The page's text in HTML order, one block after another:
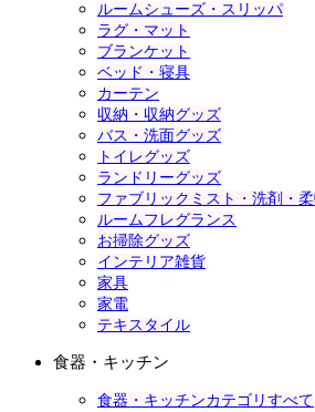
ルームシューズ・スリッパ
ラグ・マット
ブランケット
ベッド・寝具
カーテン
収納・収納グッズ
バス・洗面グッズ
トイレグッズ
ランドリーグッズ
ファブリックミスト・洗剤・柔
ルームフレグランス
お掃除グッズ
インテリア雑貨
家具
家電
テキスタイル
食器・キッチン
食器・キッチンカテゴリすべて